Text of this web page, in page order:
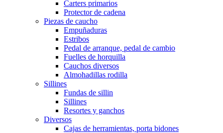
Carters primarios
Protector de cadena
Piezas de caucho
Empuñaduras
Estribos
Pedal de arranque, pedal de cambio
Fuelles de horquilla
Cauchos diversos
Almohadillas rodilla
Sillines
Fundas de sillin
Sillines
Resortes y ganchos
Diversos
Cajas de herramientas, porta bidones